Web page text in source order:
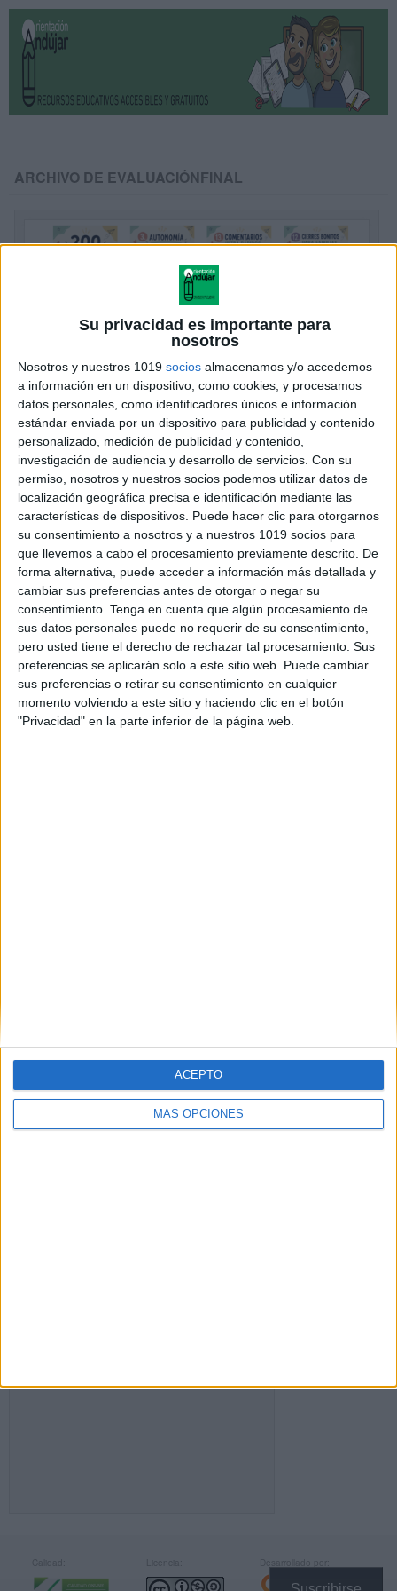
Su privacidad es importante para
nosotros
Nosotros y nuestros 1019 socios almacenamos y/o accedemos
a información en un dispositivo, como cookies, y procesamos
datos personales, como identificadores únicos e información
estándar enviada por un dispositivo para publicidad y contenido
personalizado, medición de publicidad y contenido,
investigación de audiencia y desarrollo de servicios. Con su
permiso, nosotros y nuestros socios podemos utilizar datos de
localización geográfica precisa e identificación mediante las
características de dispositivos. Puede hacer clic para otorgarnos
su consentimiento a nosotros y a nuestros 1019 socios para
que llevemos a cabo el procesamiento previamente descrito. De
forma alternativa, puede acceder a información más detallada y
cambiar sus preferencias antes de otorgar o negar su
consentimiento. Tenga en cuenta que algún procesamiento de
sus datos personales puede no requerir de su consentimiento,
pero usted tiene el derecho de rechazar tal procesamiento. Sus
preferencias se aplicarán solo a este sitio web. Puede cambiar
sus preferencias o retirar su consentimiento en cualquier
momento volviendo a este sitio y haciendo clic en el botón
"Privacidad" en la parte inferior de la página web.
MÁS OPCIONES
ACEPTO
ARCHIVO DE EVALUACIÓNFINAL
200 FRASES PARA INFORMES FINALES
Publicado el 29 mayo, 2026
Expresiones útiles para cerrar el curso con
profesionalidad y empatía El final de curso es un
momento clave para reflexionar, valorar y comunicar
los progresos del alumnado. Este recurso reúne […]
SEGUIR LEYENDO
Buscar